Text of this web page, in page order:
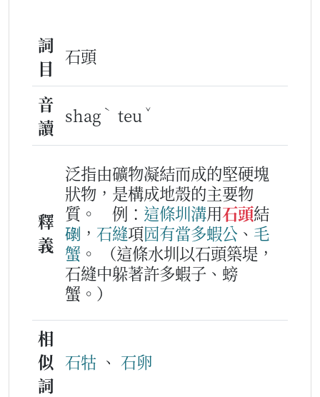
詞
目
石頭
音
讀
shag ˋ teu ˇ
釋
義
泛指由礦物凝結而成的堅硬塊
狀物，是構成地殼的主要物
質。
例： 這條圳溝用石頭結
䃗 ， 石縫項囥有當多蝦公 、 毛
蟹 。
（這條水圳以石頭築堤，
石縫中躲著許多蝦子、螃
蟹。）
相
似
詞
石牯 、 石卵